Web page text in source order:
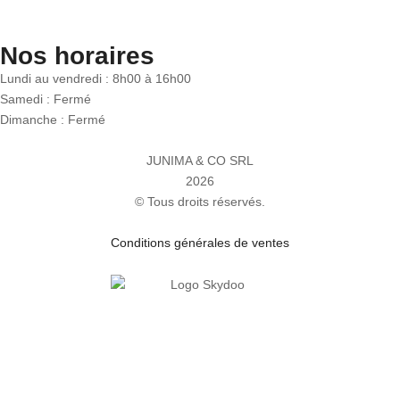
Nos horaires
Lundi au vendredi : 8h00 à 16h00
Samedi : Fermé
Dimanche : Fermé
JUNIMA & CO SRL
2026
© Tous droits réservés.
Conditions générales de ventes